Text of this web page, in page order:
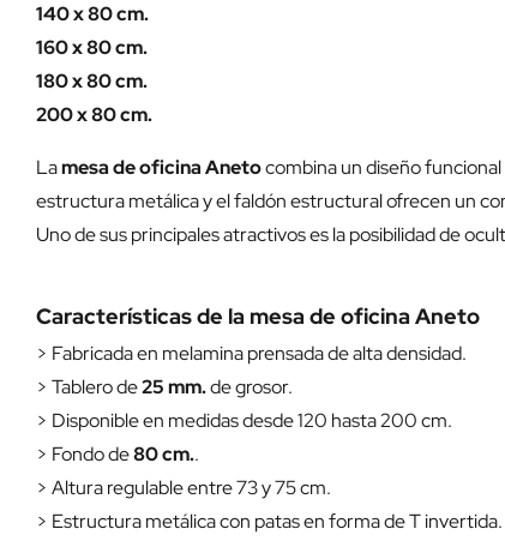
140 x 80 cm.
160 x 80 cm.
180 x 80 cm.
200 x 80 cm.
Lamesa de oficina Anetocombina un diseño
estructura metálica y el faldón estructural ofrecen un
Uno de sus principales atractivos es la posibilidad de
Características de la mesa de oficina Aneto
> Fabricada en melamina prensada de alta densidad.
> Tablero de25 mm.de grosor.
> Disponible en medidas desde 120 hasta 200 cm.
> Fondo de80 cm..
> Altura regulable entre 73 y 75 cm.
> Estructura metálica con patas en forma de T invertida.